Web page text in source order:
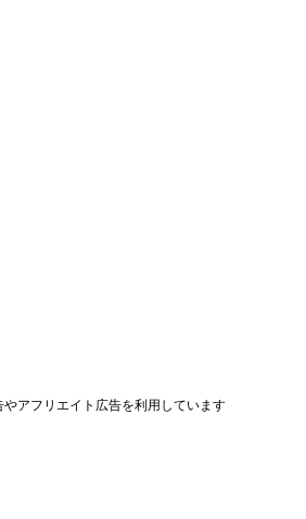
アフリエイト広告を利用しています